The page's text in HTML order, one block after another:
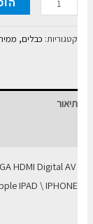
של
ממיר
IPHONE
HDMI
\
קטגוריות: כבלים,
תיאור
HDMI Digital AV
IPAD \ IPHONE